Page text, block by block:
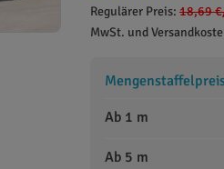
Regulärer Preis: 18,69 €
MwSt. und
Ab 1 m
Ab 5 m